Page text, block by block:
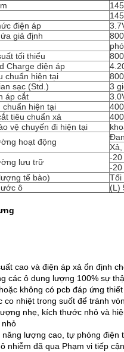
điện áp
giả định
tối thiểu
Charge điện áp
chuẩn hiện tại
sạc (Std.)
3
áp cắt
chuẩn hiện tại
tiêu chuẩn xả
vệ chuyến đi hiện tại
hoạt động
Xả,
lưu trữ
-20
-20
tế bào)
Tối
ô
(L)
cao và điện áp xả ổn định
các ô dung lượng 100% sự
không có pcb đáp ứng
co nhiệt trong suốt để tránh
nhẹ, kích thước nhỏ và
năng lượng cao, tự phóng điện
nhiễm đã qua Phạm vi tiếp